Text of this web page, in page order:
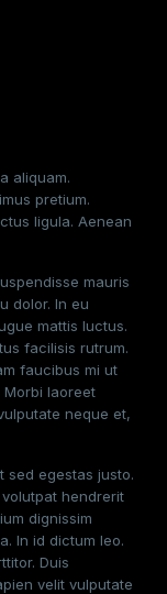
aliquam.
pretium.
ligula. Aenean
mauris
dolor. In eu
mattis luctus.
facilisis rutrum.
faucibus mi ut
Morbi laoreet
neque et,
sed egestas justo.
hendrerit
dignissim
In id dictum leo.
Duis
velit vulputate